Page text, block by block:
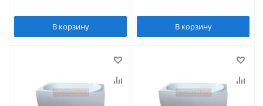
В корзину В корзину